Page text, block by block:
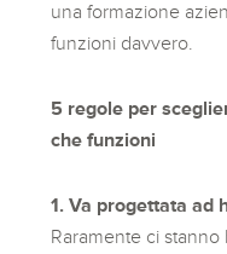
una formazione
funzioni davvero.
5 regole per
che funzioni
1. Va progettata ad
Raramente ci